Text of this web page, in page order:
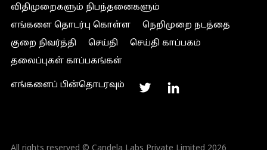
விதிமுறைகளும் நிபந்தனைகளும்
எங்களை தொடர்பு கொள்ள
நெறிமுறை நடத்தை
குறை நிவர்த்தி
செய்தி
செய்தி காப்பகம்
தலைப்புகள் காப்பகங்கள்
எங்களைப் பின்தொடரவும்